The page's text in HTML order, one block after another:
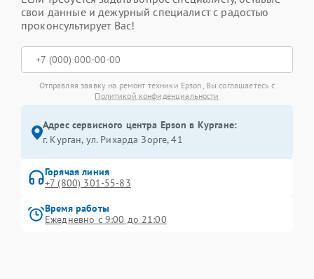
свои данные и дежурный специалист с радостью
проконсультирует Вас!
Отправляя заявку на ремонт техники Epson, Вы соглашаетесь с
Политикой конфиденциальности
Адрес сервисного центра Epson в Кургане:
г. Курган, ул. Рихарда Зорге, 41
Горячая линия
+7 (800) 301-55-83
Время работы
Ежедневно с 9:00 до 21:00